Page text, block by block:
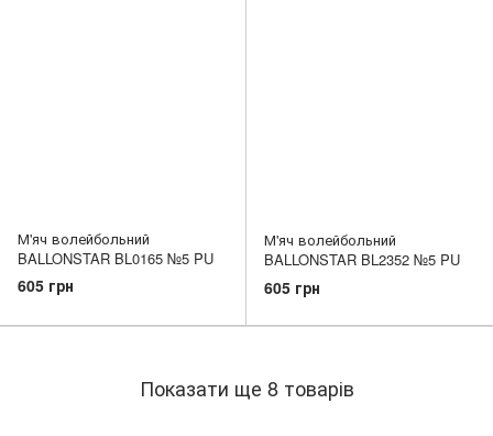
М'яч волейбольний
BALLONSTAR BL0165 №5 PU
605 грн
М'яч волейбольний
BALLONSTAR BL2352 №5 PU
605 грн
Показати ще 8 товарів